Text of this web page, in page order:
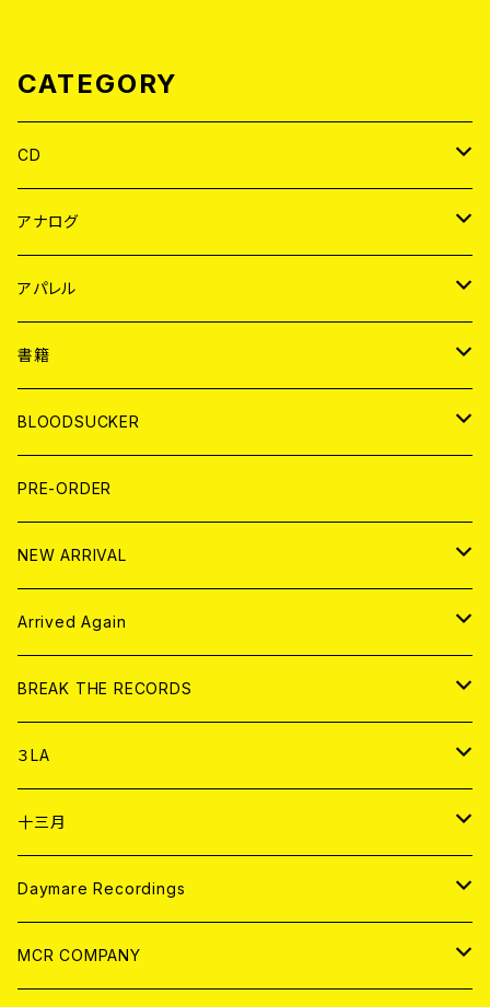
CATEGORY
CD
JAPAN
WORLD
アナログ
JAPAN
７EP
LP
WORLD
7EP
LP
アパレル
JAPAN
T-shirt
HOOD
WORLD
T-shirt
HOOD
書籍
MAGAZINE
BOLLOCKS
EL ZINE
写真集 (PHOTOBOOK)
BLOODSUCKER
CD
アナログ
アパレル
書籍
DIGITAL CONTENTS
PRE-ORDER
NEW ARRIVAL
CD
アナログ
Arrived Again
CD
アナログ
BREAK THE RECORDS
CD
ANALOG
アパレル
３LA
CD
ANALOG
十三月
CD
ANALOG
Daymare Recordings
CD
MCR COMPANY